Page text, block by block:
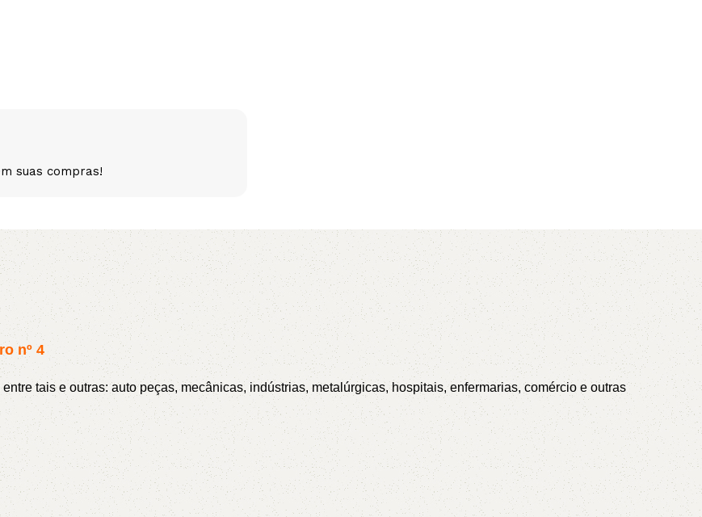
suas compras!
nº 4
tais e outras: auto peças, mecânicas, indústrias, metalúrgicas, hospitais, enfermarias, comércio e outras